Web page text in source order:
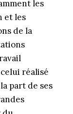
les
et les
de la
réalisé
part de ses